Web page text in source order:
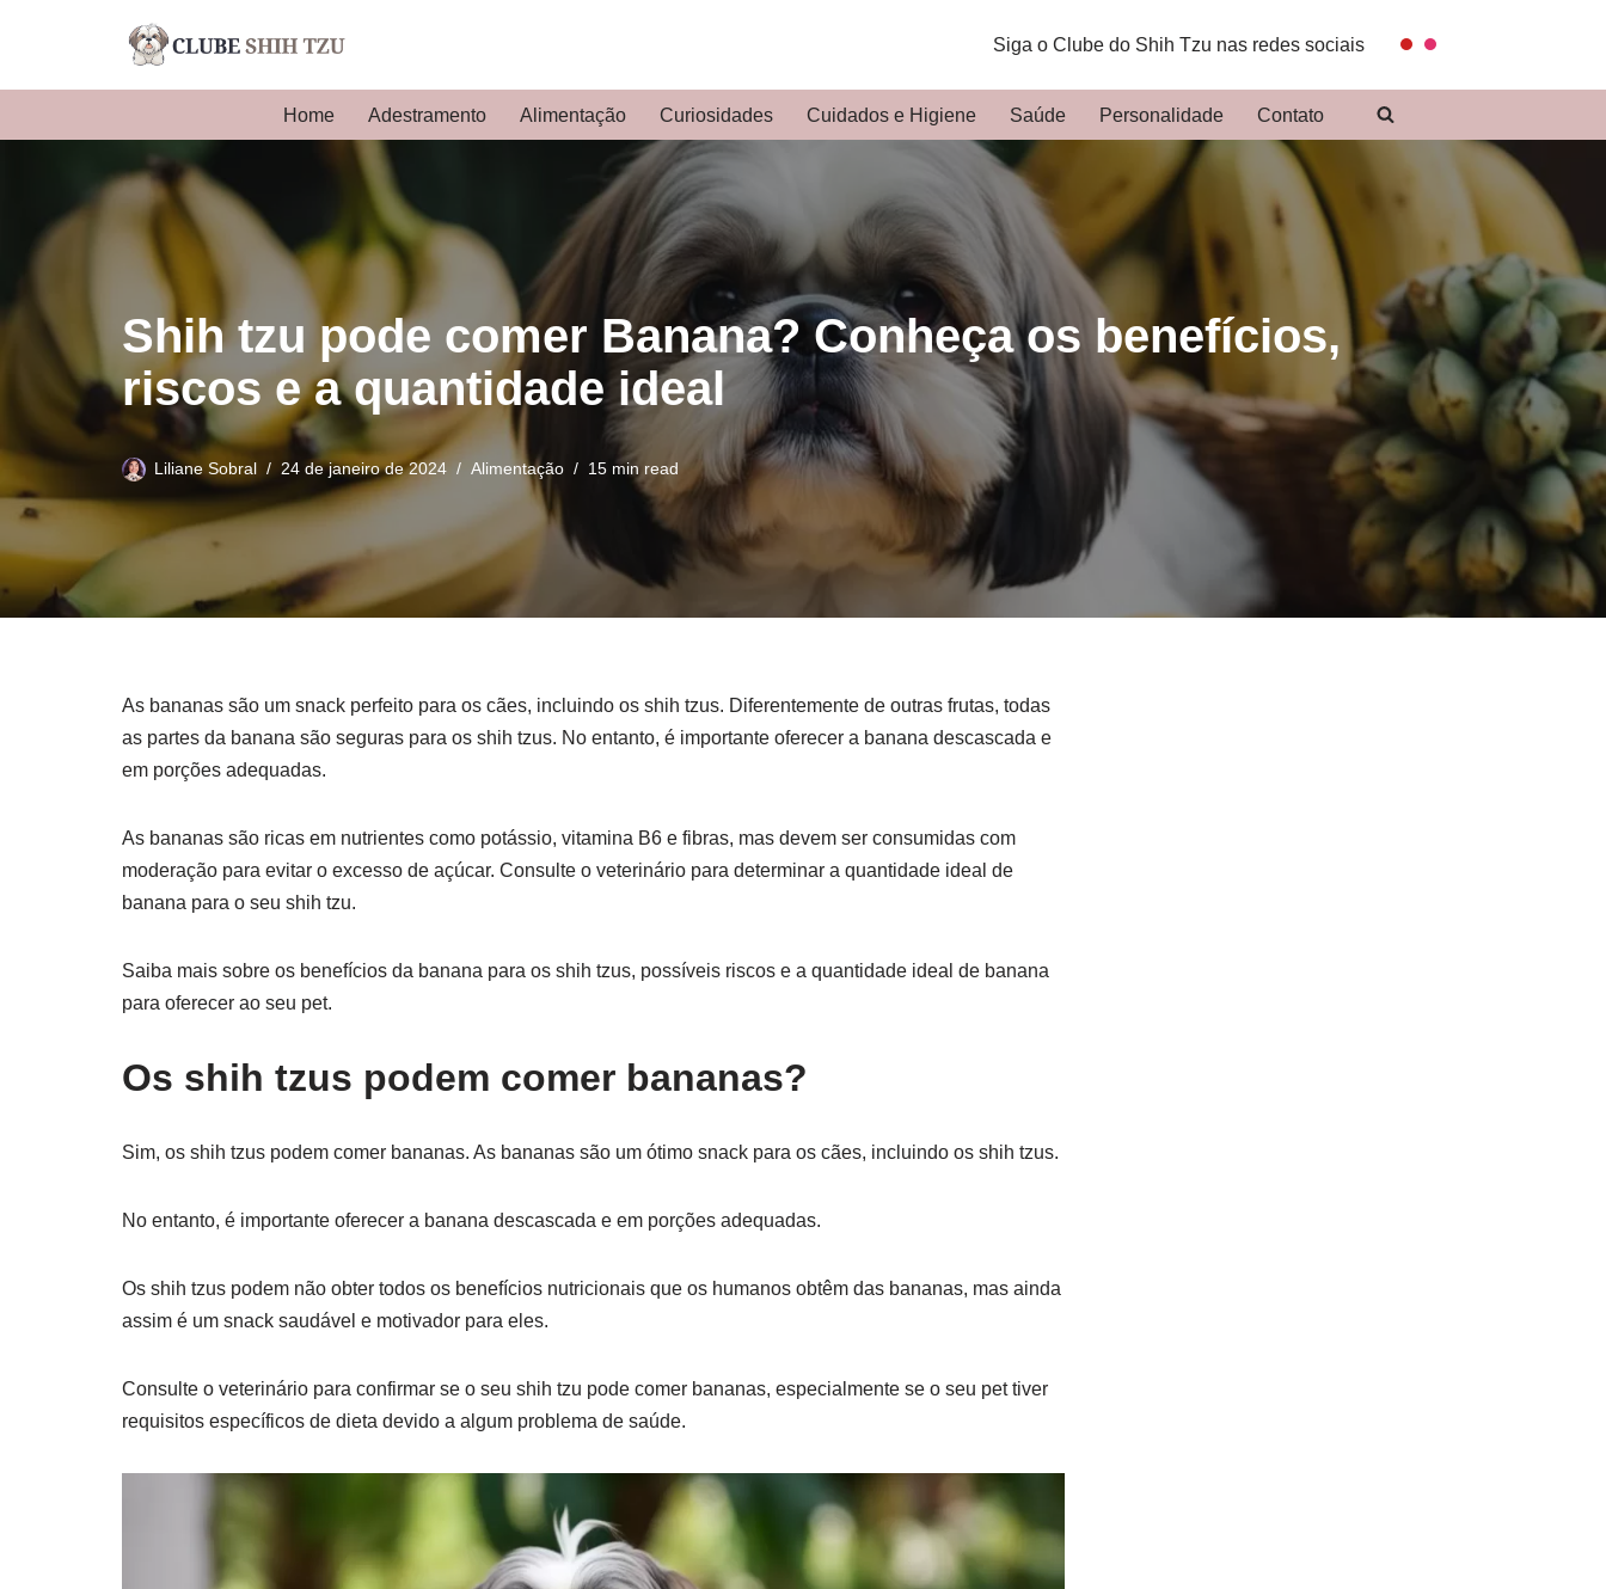
Siga o Clube do Shih Tzu nas redes sociais
Home Adestramento Alimentação Curiosidades Cuidados e Higiene Saúde Personalidade Contato
Shih tzu pode comer Banana? Conheça os benefícios,
riscos e a quantidade ideal
Liliane Sobral 24 de janeiro de 2024 Alimentação 15 min read
As bananas são um snack perfeito para os cães, incluindo os shih tzus. Diferentemente de outras frutas, todas
as partes da banana são seguras para os shih tzus. No entanto, é importante oferecer a banana descascada e
em porções adequadas.
As bananas são ricas em nutrientes como potássio, vitamina B6 e fibras, mas devem ser consumidas com
moderação para evitar o excesso de açúcar. Consulte o veterinário para determinar a quantidade ideal de
banana para o seu shih tzu.
Saiba mais sobre os benefícios da banana para os shih tzus, possíveis riscos e a quantidade ideal de banana
para oferecer ao seu pet.
Os shih tzus podem comer bananas?
Sim, os shih tzus podem comer bananas. As bananas são um ótimo snack para os cães, incluindo os shih tzus.
No entanto, é importante oferecer a banana descascada e em porções adequadas.
Os shih tzus podem não obter todos os benefícios nutricionais que os humanos obtêm das bananas, mas ainda
assim é um snack saudável e motivador para eles.
Consulte o veterinário para confirmar se o seu shih tzu pode comer bananas, especialmente se o seu pet tiver
requisitos específicos de dieta devido a algum problema de saúde.